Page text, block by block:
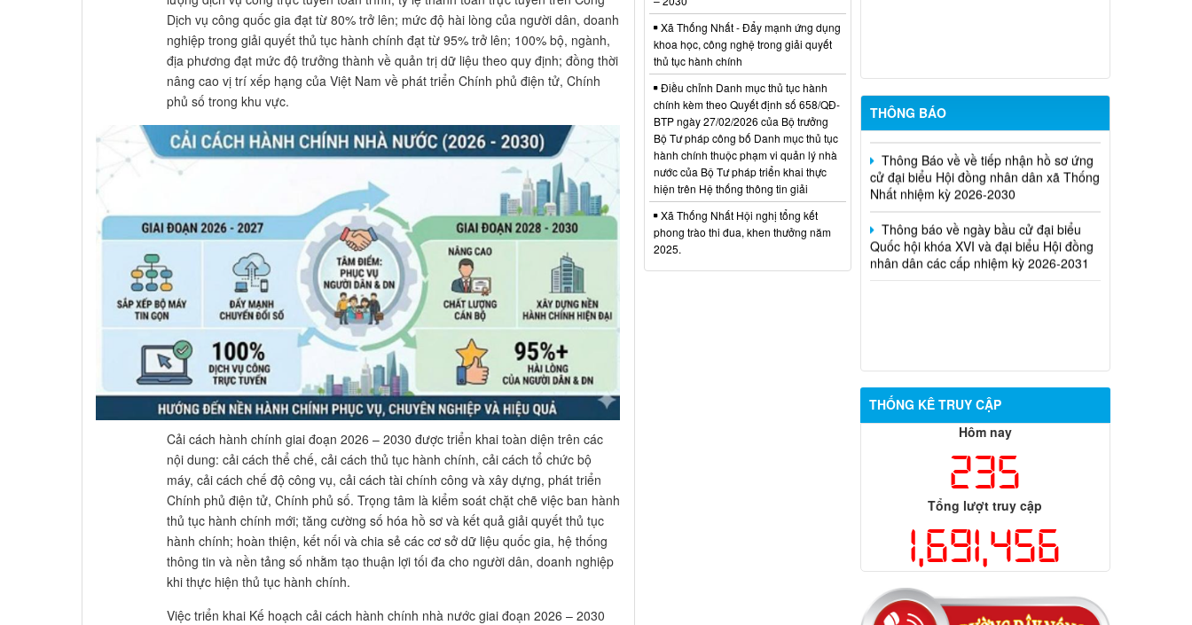
Dịch vụ công quốc gia đạt từ 80% trở lên; mức độ hài lòng của người dân, doanh
nghiệp trong giải quyết thủ tục hành chính đạt từ 95% trở lên; 100% bộ, ngành,
địa phương đạt mức độ trưởng thành về quản trị dữ liệu theo quy định; đồng thời
nâng cao vị trí xếp hạng của Việt Nam về phát triển Chính phủ điện tử, Chính
phủ số trong khu vực.
Cải cách hành chính giai đoạn 2026 – 2030 được triển khai toàn diện trên các
nội dung: cải cách thể chế, cải cách thủ tục hành chính, cải cách tổ chức bộ
máy, cải cách chế độ công vụ, cải cách tài chính công và xây dựng, phát triển
Chính phủ điện tử, Chính phủ số. Trọng tâm là kiểm soát chặt chẽ việc ban hành
thủ tục hành chính mới; tăng cường số hóa hồ sơ và kết quả giải quyết thủ tục
hành chính; hoàn thiện, kết nối và chia sẻ các cơ sở dữ liệu quốc gia, hệ thống
thông tin và nền tảng số nhằm tạo thuận lợi tối đa cho người dân, doanh nghiệp
khi thực hiện thủ tục hành chính.
Việc triển khai Kế hoạch cải cách hành chính nhà nước giai đoạn 2026 – 2030
THÔNG BÁO
xã Thống Nhất
Thông Báo về về tiếp nhận hồ sơ ứng
cử đại biểu Hội đồng nhân dân xã Thống
Nhất nhiệm kỳ 2026-2030
Thông báo về ngày bầu cử đại biểu
Quốc hội khóa XVI và đại biểu Hội đồng
nhân dân các cấp nhiệm kỳ 2026-2031
THỐNG KÊ TRUY CẬP
Hôm nay
235
Tổng lượt truy cập
1,691,456
Xã Thống Nhất - Đẩy mạnh ứng dụng
khoa học, công nghệ trong giải quyết
thủ tục hành chính
Điều chỉnh Danh mục thủ tục hành
chính kèm theo Quyết định số 658/QĐ-
BTP ngày 27/02/2026 của Bộ trưởng
Bộ Tư pháp công bố Danh mục thủ tục
hành chính thuộc phạm vi quản lý nhà
nước của Bộ Tư pháp triển khai thực
hiện trên Hệ thống thông tin giải
Xã Thống Nhất Hội nghị tổng kết
phong trào thi đua, khen thưởng năm
2025.